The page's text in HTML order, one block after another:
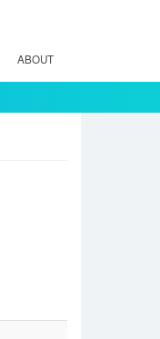
ABOUT